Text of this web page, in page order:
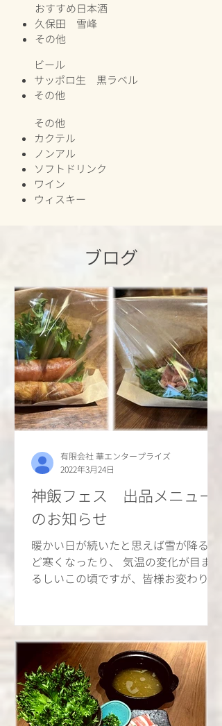
​おすすめ日本酒
久保田 雪峰
​その他
​ビール
​サッポロ生 黒ラベル
​その他
​その他
​カクテル
ノンアル
​ソフトドリンク
​ワイン
​ウィスキー
​ブログ
神飯フェス 出品メニュー
のお知らせ
暖かい日が続いたと思えば雪が降るほ
ど寒くなったり、 気温の変化が目まぐ
るしいこの頃ですが、皆様お変わりな
リーナで開催されるイベントに出品す
るメニューのお知らせです。 内容とい
たしましては...
有限会社 華エンタープライズ
2022年3月24日